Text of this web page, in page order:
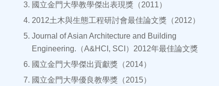
國立金門大學教學傑出表現獎（2011）
2012土木與生態工程研討會最佳論文獎（2012）
Journal of Asian Architecture and Building
Engineering.（A&HCI, SCI）2012年最佳論文獎
國立金門大學傑出貢獻獎（2014）
國立金門大學優良教學獎（2015）